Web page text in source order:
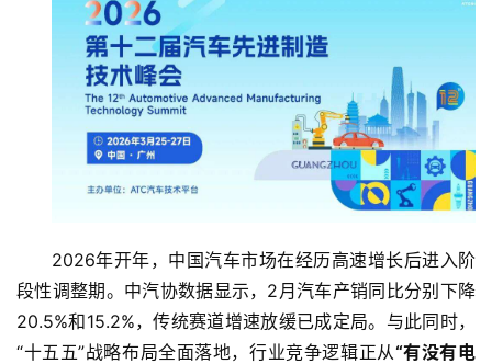
2026年开年，中国汽车市场在经历高速增长后进入阶
段性调整期。中汽协数据显示，2月汽车产销同比分别下降
20.5%和15.2%，传统赛道增速放缓已成定局。与此同时，
“十五五”战略布局全面落地，行业竞争逻辑正从“有没有电